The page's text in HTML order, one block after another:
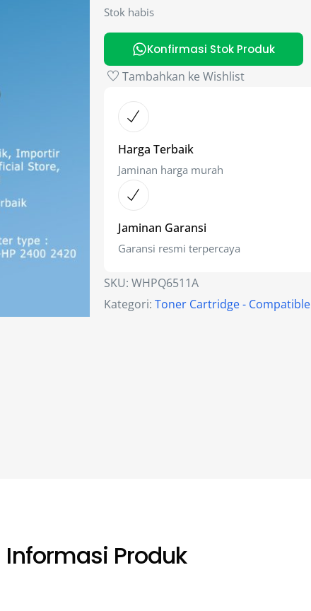
Stok habis
Konfirmasi Stok Produk
Tambahkan ke Wishlist
Harga Terbaik
Jaminan harga murah
Jaminan Garansi
Garansi resmi terpercaya
SKU: WHPQ6511A
Kategori: Toner Cartridge - Compatible
Informasi Produk